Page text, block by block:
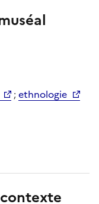
;ethnologie